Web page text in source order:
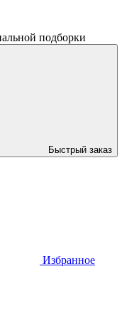
подборки
Быстрый заказ
Избранное